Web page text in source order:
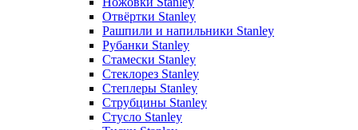
Отвёртки Stanley
Рашпили и напильники Stanley
Рубанки Stanley
Стамески Stanley
Стеклорез Stanley
Степлеры Stanley
Струбцины Stanley
Стусло Stanley